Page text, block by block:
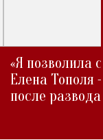
«Я позволила
Елена Тополя
после развода